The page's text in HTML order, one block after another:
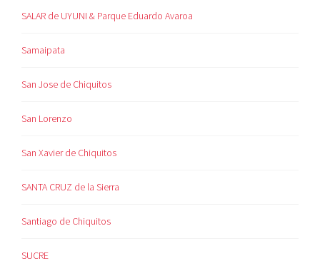
SALAR de UYUNI & Parque Eduardo Avaroa
Samaipata
San Jose de Chiquitos
San Lorenzo
San Xavier de Chiquitos
SANTA CRUZ de la Sierra
Santiago de Chiquitos
SUCRE